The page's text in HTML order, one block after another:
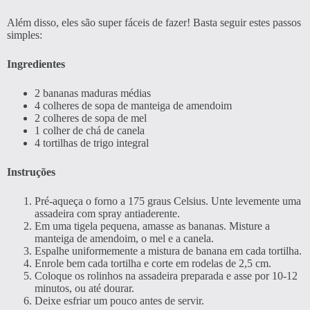
Além disso, eles são super fáceis de fazer! Basta seguir estes passos
simples:
Ingredientes
2 bananas maduras médias
4 colheres de sopa de manteiga de amendoim
2 colheres de sopa de mel
1 colher de chá de canela
4 tortilhas de trigo integral
Instruções
Pré-aqueça o forno a 175 graus Celsius. Unte levemente uma
assadeira com spray antiaderente.
Em uma tigela pequena, amasse as bananas. Misture a
manteiga de amendoim, o mel e a canela.
Espalhe uniformemente a mistura de banana em cada tortilha.
Enrole bem cada tortilha e corte em rodelas de 2,5 cm.
Coloque os rolinhos na assadeira preparada e asse por 10-12
minutos, ou até dourar.
Deixe esfriar um pouco antes de servir.